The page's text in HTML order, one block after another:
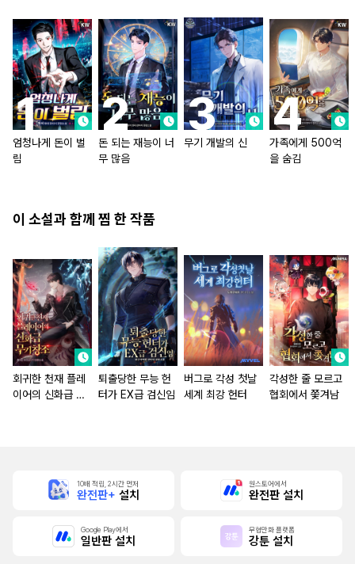
엄청나게 돈이 벌
림
돈 되는 재능이 너
무 많음
무기 개발의 신
가족에게 500억
을 숨김
이 소설과 함께 찜 한 작품
회귀한 천재 플레
이어의 신화급 무
퇴출당한 무능 헌
터가 EX급 검신임
버그로 각성 첫날
세계 최강 헌터
각성한 줄 모르고
협회에서 쫓겨남
10배 적립, 2시간 먼저
완전판+ 설치
원스토어에서
완전판 설치
Google Play에서
일반판 설치
무협만화 플랫폼
강툰 설치